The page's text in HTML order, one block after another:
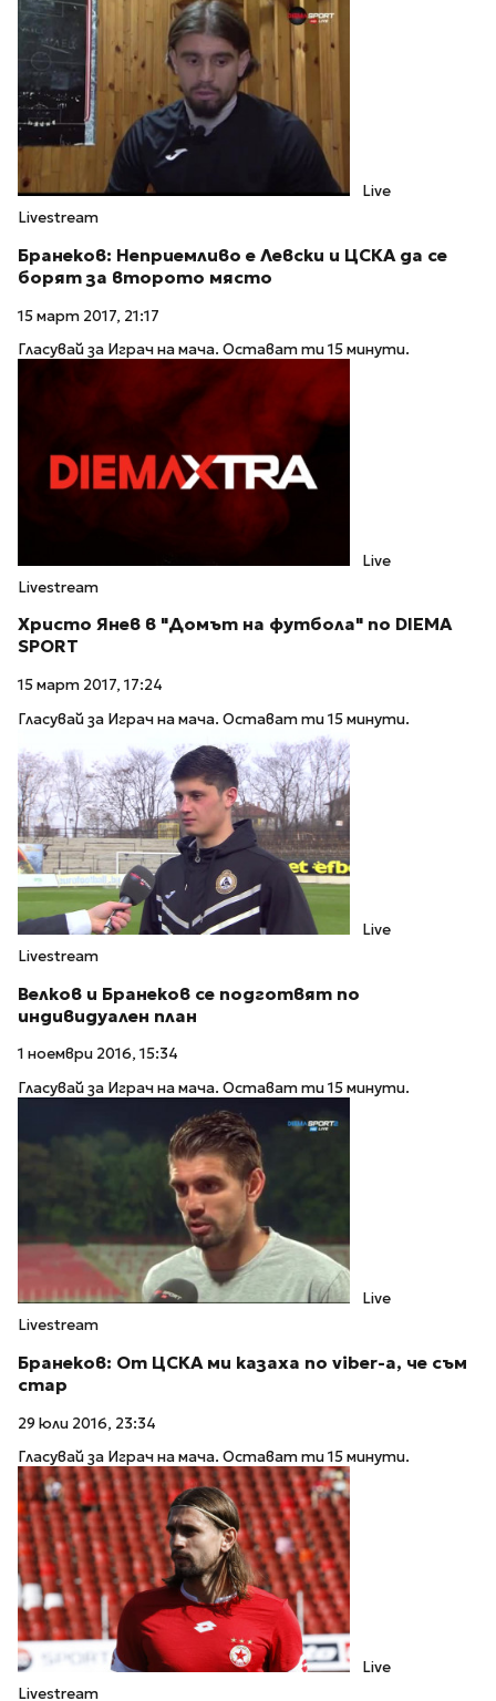
Live
Livestream
Бранеков: Неприемливо е Левски и ЦСКА да се
борят за второто място
15 март 2017, 21:17
Гласувай за Играч на мача. Остават ти 15 минути.
Live
Livestream
Христо Янев в "Домът на футбола" по DIEMA
SPORT
15 март 2017, 17:24
Гласувай за Играч на мача. Остават ти 15 минути.
Live
Livestream
Велков и Бранеков се подготвят по
индивидуален план
1 ноември 2016, 15:34
Гласувай за Играч на мача. Остават ти 15 минути.
Live
Livestream
Бранеков: От ЦСКА ми казаха по viber-а, че съм
стар
29 юли 2016, 23:34
Гласувай за Играч на мача. Остават ти 15 минути.
Live
Livestream